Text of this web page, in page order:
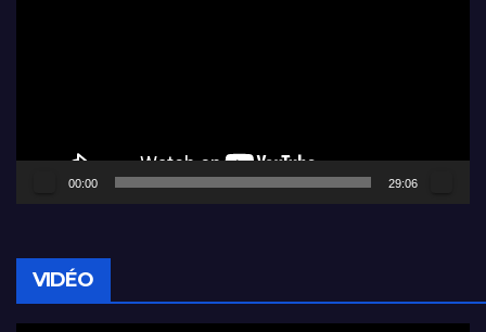
00:00 29:06
VIDÉO